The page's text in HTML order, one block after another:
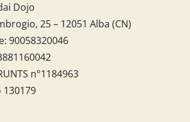
Dojo
25 – 12051 Alba (CN)
90058320046
n°1184963